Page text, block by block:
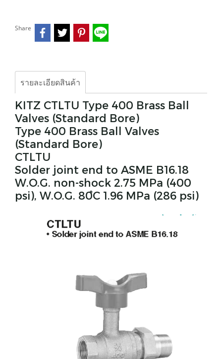
Share
รายละเอียดสินค้า
KITZ CTLTU Type 400 Brass Ball
Valves (Standard Bore)
Type 400 Brass Ball Valves
(Standard Bore)
CTLTU
Solder joint end to ASME B16.18
W.O.G. non-shock 2.75 MPa (400
psi), W.O.G. 80ํC 1.96 MPa (286 psi)